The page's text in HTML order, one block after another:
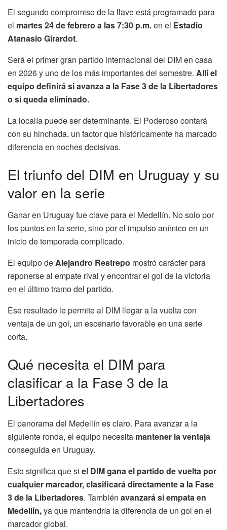
El segundo compromiso de la llave está programado para
el martes 24 de febrero a las 7:30 p.m.en el Estadio
Atanasio Girardot.
Será el primer gran partido internacional del DIM en casa
en 2026 y uno de los más importantes del semestre. Allí el
equipo definirá si avanza a la Fase 3 de la Libertadores
o si queda eliminado.
La localía puede ser determinante. El Poderoso contará
con su hinchada, un factor que históricamente ha marcado
diferencia en noches decisivas.
El triunfo del DIM en Uruguay y su
valor en la serie
Ganar en Uruguay fue clave para el Medellín. No solo por
los puntos en la serie, sino por el impulso anímico en un
inicio de temporada complicado.
El equipo deAlejandro Restrepo mostró carácter para
reponerse al empate rival y encontrar el gol de la victoria
en el último tramo del partido.
Ese resultado le permite al DIM llegar a la vuelta con
ventaja de un gol, un escenario favorable en una serie
corta.
Qué necesita el DIM para
clasificar a la Fase 3 de la
Libertadores
El panorama del Medellín es claro. Para avanzar a la
siguiente ronda, el equipo necesita mantener la ventaja
conseguida en Uruguay.
Esto significa que si el DIM gana el partido de vuelta por
cualquier marcador, clasificará directamente a la Fase
3 de la Libertadores. También avanzará si empata en
Medellín,ya que mantendría la diferencia de un gol en el
marcador global.